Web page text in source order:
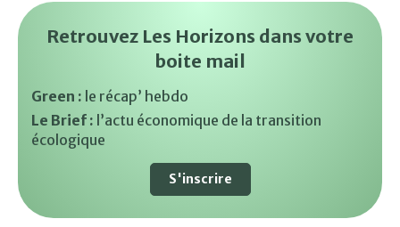
Retrouvez Les Horizons dans votre
boite mail
Green : le récap’ hebdo
Le Brief : l’actu économique de la transition
écologique
S'inscrire